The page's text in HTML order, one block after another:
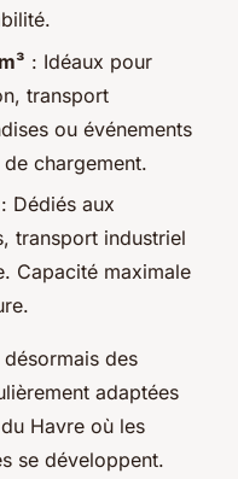
: Idéaux pour
transport
ou événements
chargement.
: Dédiés aux
transport industriel
Capacité maximale
des
adaptées
Havre où les
se développent.